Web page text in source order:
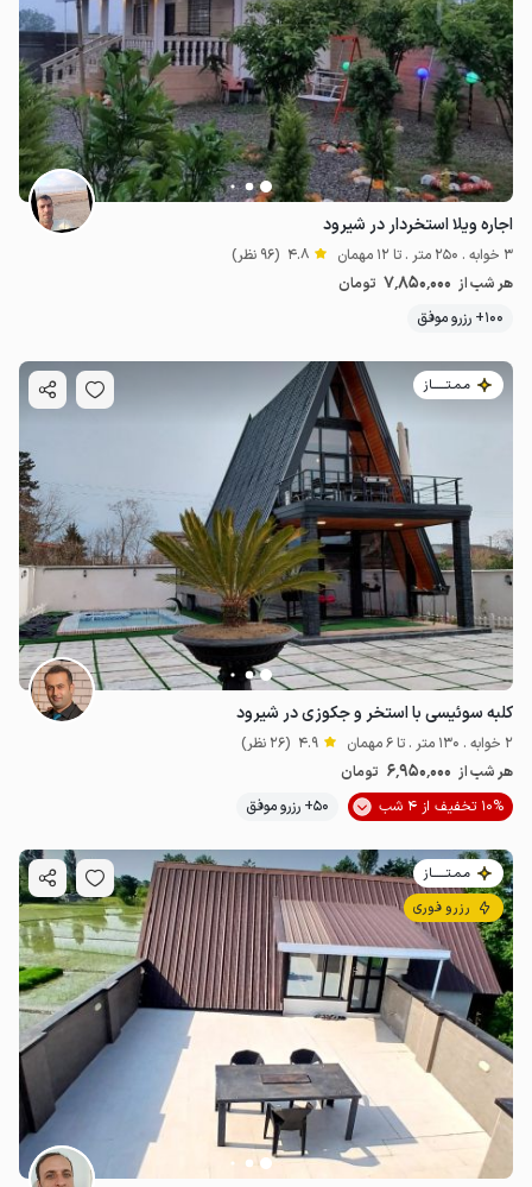
5میلیون ت 4.9
اجاره ویلا استخردار در شیرود
3 خوابه . 250 متر . تا 12 مهمان 4.8 (96 نظر)
هر شب از 7٬850٬000 تومان
100+ رزرو موفق
مـمـتــــــاز
کلبه سوئیسی با استخر و جکوزی در شیرود
2 خوابه . 130 متر . تا 6 مهمان 4.9 (26 نظر)
هر شب از 6٬950٬000 تومان
10% تخفیف از 4 شب
50+ رزرو موفق
مـمـتــــــاز
رزرو فوری